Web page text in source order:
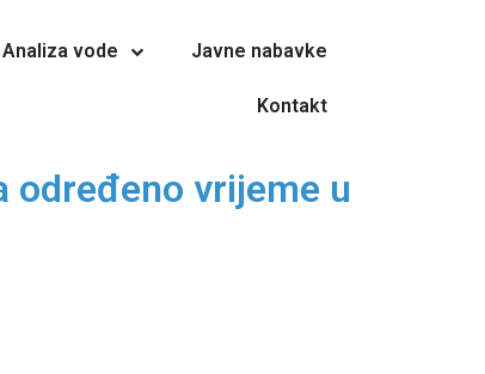
Analiza vode Javne nabavke
Kontakt
određeno vrijeme u